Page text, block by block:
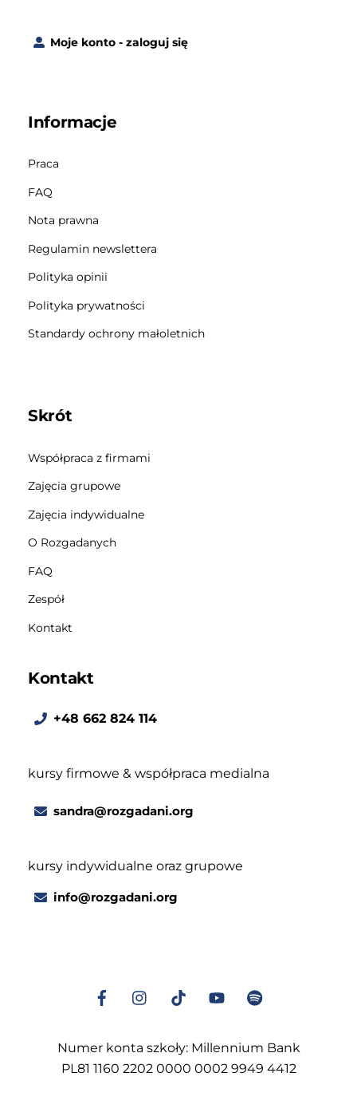
Moje konto - zaloguj się
Informacje
Praca
FAQ
Nota prawna
Regulamin newslettera
Polityka opinii
Polityka prywatności
Standardy ochrony małoletnich
Skrót
Współpraca z firmami
Zajęcia grupowe
Zajęcia indywidualne
O Rozgadanych
FAQ
Zespół
Kontakt
Kontakt
+48 662 824 114
kursy firmowe & współpraca medialna
sandra@rozgadani.org
kursy indywidualne oraz grupowe
info@rozgadani.org
Numer konta szkoły: Millennium Bank
PL81 1160 2202 0000 0002 9949 4412